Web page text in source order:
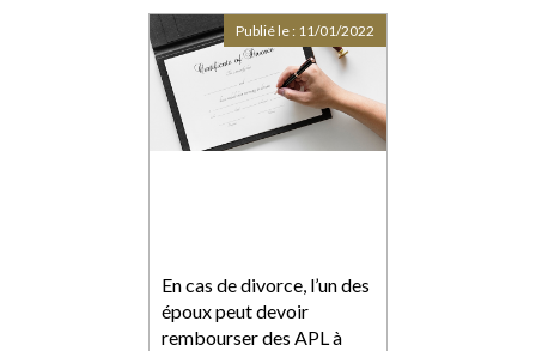
En cas de divorce, l’un des
époux peut devoir
rembourser des APL à
Publié le : 11/01/2022